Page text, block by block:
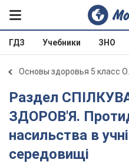
ГДЗ Учебники ЗНО
Основы здоровья 5 класс О.
Раздел СПІЛКУВАННЯ І
ЗДОРОВ'Я.
насильства в
середовищі